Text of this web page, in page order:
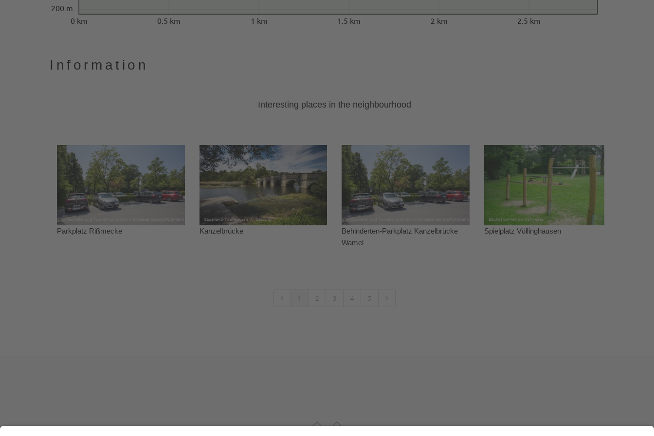
0 km 0.5 km 1 km 1.5 km 2 km 2.5 km
200 m
Information
Interesting places in the neighbourhood
Parkplatz Rißmecke Kanzelbrücke
Behinderten-Parkplatz Kanzelbrücke
Wamel
Spielplatz Völlinghausen
1 2 3 4 5